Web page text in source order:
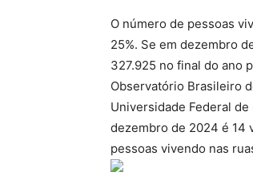
O número de pessoas
25%. Se em dezembro
327.925 no final do ano
Observatório Brasileiro
Universidade Federal de
dezembro de 2024 é 14
pessoas vivendo nas